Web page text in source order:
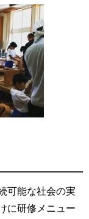
可能な社会の実
に研修メニュー